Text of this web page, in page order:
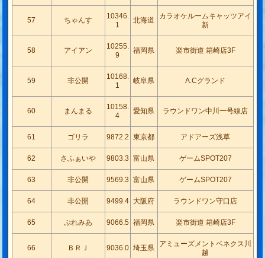
57 ちゃんす
10346.
1
北海道
カラオケルームキャッツアイ
新
58 アイアン
10255.
9
福岡県 楽市街道 箱崎店3F
59 非公開
10168.
1
岐阜県 A.Cグランド
60 まんまる
10158.
4
愛知県 ラウンドワン中川一号線店
61 ゴリラ 9872.2 東京都 アドアーズ浅草
62 さふぁいや 9803.3 富山県 ゲームSPOT207
63 非公開 9569.3 富山県 ゲームSPOT207
64 非公開 9499.4 大阪府 ラウンドワン守口店
65 ぷれみあ 9066.5 福岡県 楽市街道 箱崎店3F
66 ＢＲＪ 9036.0 埼玉県
アミューズメントベネクス川
越